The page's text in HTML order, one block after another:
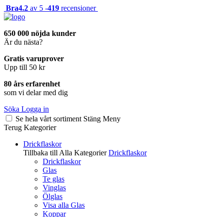
Bra4.2 av 5 -419 recensioner
650 000 nöjda kunder
Är du nästa?
Gratis varuprover
Upp till 50 kr
80 års erfarenhet
som vi delar med dig
Söka Logga in
Se hela vårt sortiment Stäng Meny
Terug Kategorier
Drickflaskor
Tillbaka till Alla Kategorier Drickflaskor
Drickflaskor
Glas
Te glas
Vinglas
Ölglas
Visa alla Glas
Koppar